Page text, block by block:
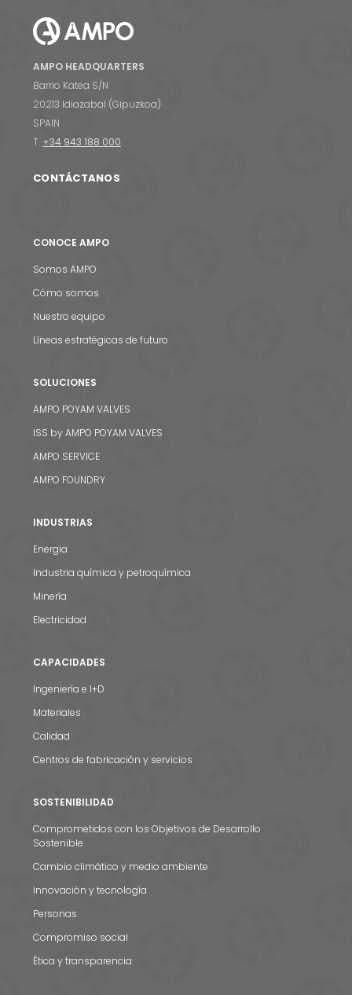
AMPO HEADQUARTERS
Barrio Katea S/N
20213 Idiazabal (Gipuzkoa)
SPAIN
T. +34 943 188 000
CONTÁCTANOS
CONOCE AMPO
Somos AMPO
Cómo somos
Nuestro equipo
Líneas estratégicas de futuro
SOLUCIONES
AMPO POYAM VALVES
ISS by AMPO POYAM VALVES
AMPO SERVICE
AMPO FOUNDRY
INDUSTRIAS
Energia
Industria química y petroquímica
Minería
Electricidad
CAPACIDADES
Ingeniería e I+D
Materiales
Calidad
Centros de fabricación y servicios
SOSTENIBILIDAD
Comprometidos con los Objetivos de Desarrollo
Sostenible
Cambio climático y medio ambiente
Innovación y tecnología
Personas
Compromiso social
Ética y transparencia